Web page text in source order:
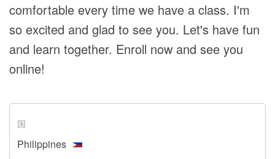
comfortable every time we have a class. I'm
so excited and glad to see you. Let's have fun
and learn together. Enroll now and see you
online!
国
Philippines